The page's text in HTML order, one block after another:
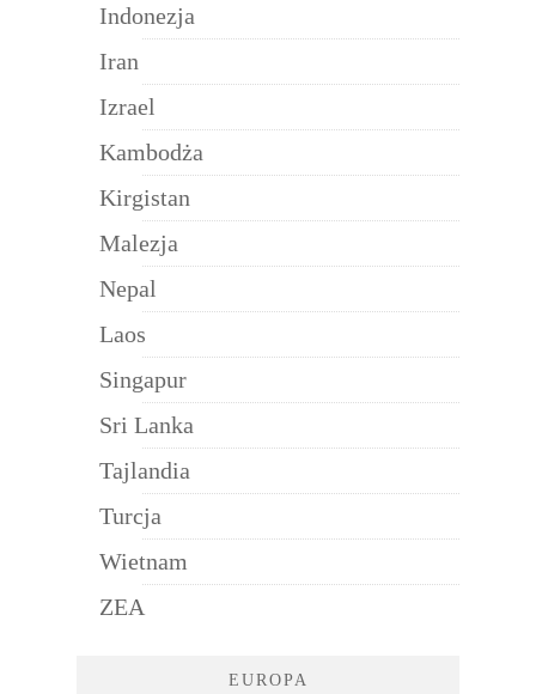
Indonezja
Iran
Izrael
Kambodża
Kirgistan
Malezja
Nepal
Laos
Singapur
Sri Lanka
Tajlandia
Turcja
Wietnam
ZEA
EUROPA